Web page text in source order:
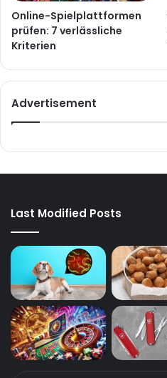
Online-Spielplattformen
prüfen: 7 verlässliche
Kriterien
Advertisement
Last Modified Posts